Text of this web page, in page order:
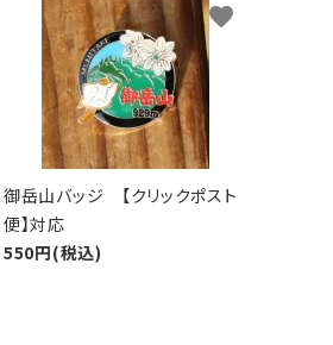
御岳山バッジ 【クリックポスト
便】対応
550円(税込)
favorite